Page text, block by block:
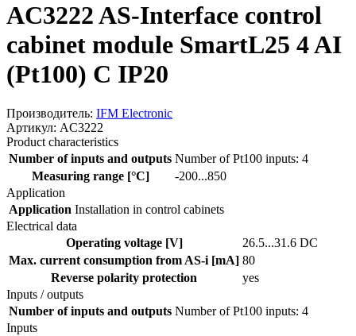
AC3222 AS-Interface control
cabinet module SmartL25 4 AI
(Pt100) C IP20
Производитель: IFM Electronic
Артикул: AC3222
Product characteristics
Number of inputs and outputs Number of Pt100 inputs: 4
Measuring range [°C]
-200...850
Application
Application Installation in control cabinets
Electrical data
Operating voltage [V]
26.5...31.6 DC
Max. current consumption from AS-i [mA] 80
Reverse polarity protection
yes
Inputs / outputs
Number of inputs and outputs Number of Pt100 inputs: 4
Inputs